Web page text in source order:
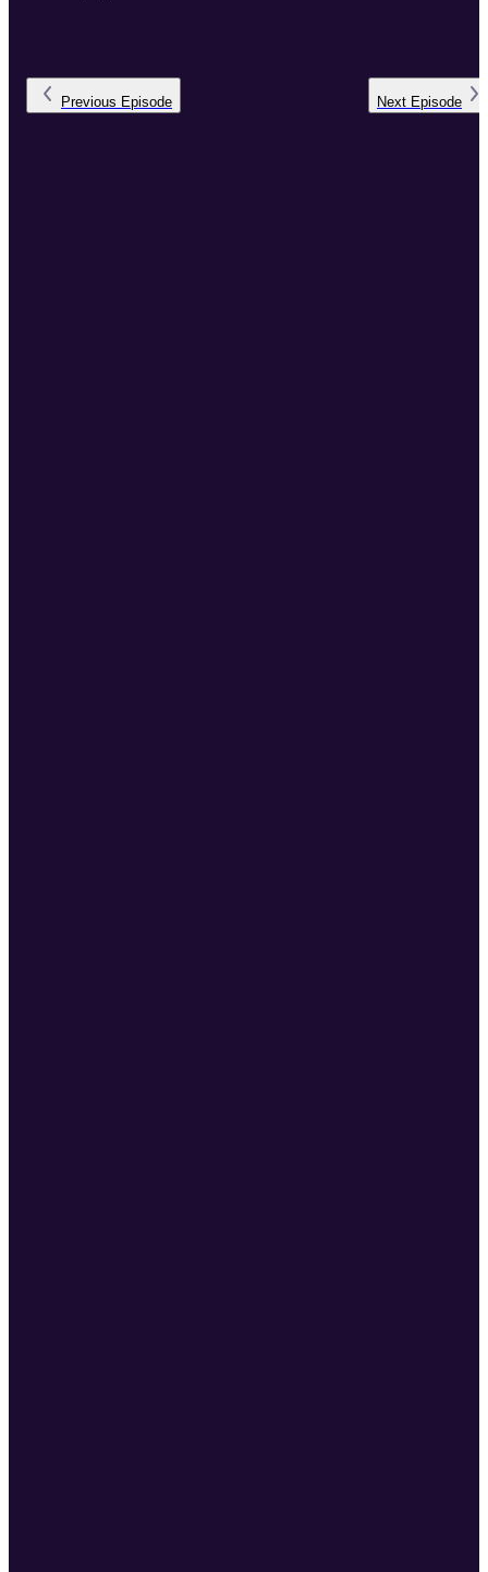
Previous Episode Next Episode